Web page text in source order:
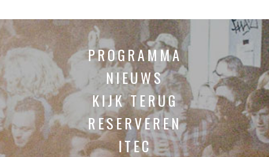
PROGRAMMA
NIEUWS
KIJK TERUG
RESERVEREN
ITEC